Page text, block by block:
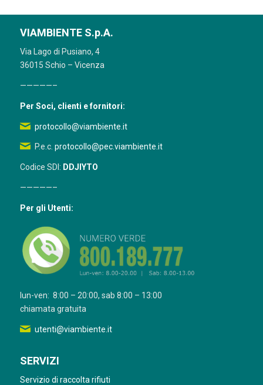
VIAMBIENTE S.p.A.
Via Lago di Pusiano, 4
36015 Schio – Vicenza
—————–
Per Soci, clienti e fornitori:
protocollo@viambiente.it
P.e.c. protocollo@pec.viambiente.it
Codice SDI: DDJIYTO
—————–
Per gli Utenti:
lun-ven: 8:00 – 20:00, sab 8:00 – 13:00
chiamata gratuita
utenti@viambiente.it
SERVIZI
Servizio di raccolta rifiuti